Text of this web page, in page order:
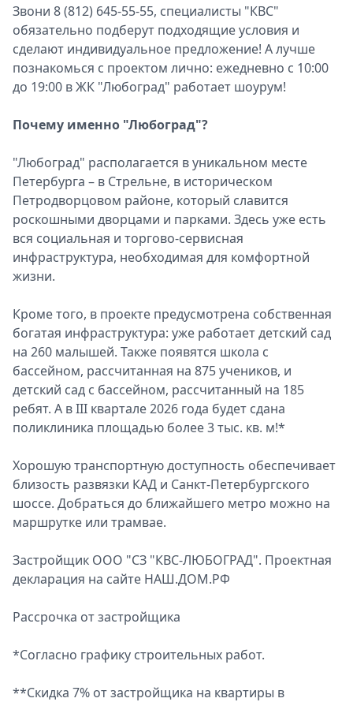
Звони 8 (812) 645-55-55, специалисты "КВС"
обязательно подберут подходящие условия и
сделают индивидуальное предложение! А лучше
познакомься с проектом лично: ежедневно с 10:00
до 19:00 в ЖК "Любоград" работает шоурум!
Почему именно "Любоград"?
"Любоград" располагается в уникальном месте
Петербурга – в Стрельне, в историческом
Петродворцовом районе, который славится
роскошными дворцами и парками. Здесь уже есть
вся социальная и торгово-сервисная
инфраструктура, необходимая для комфортной
жизни.
Кроме того, в проекте предусмотрена собственная
богатая инфраструктура: уже работает детский сад
на 260 малышей. Также появятся школа с
бассейном, рассчитанная на 875 учеников, и
детский сад с бассейном, рассчитанный на 185
ребят. А в III квартале 2026 года будет сдана
поликлиника площадью более 3 тыс. кв. м!*
Хорошую транспортную доступность обеспечивает
близость развязки КАД и Санкт-Петербургского
шоссе. Добраться до ближайшего метро можно на
маршрутке или трамвае.
Застройщик ООО "СЗ "КВС-ЛЮБОГРАД". Проектная
декларация на сайте НАШ.ДОМ.РФ
Рассрочка от застройщика
*Согласно графику строительных работ.
**Скидка 7% от застройщика на квартиры в